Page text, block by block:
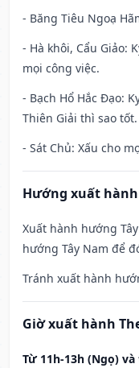
- Băng Tiêu Ngoạ
- Hà khôi, Cẩu Giảo:
mọi công việc.
- Bạch Hổ Hắc Đạo:
Thiên Giải thì sao tốt.
- Sát Chủ: Xấu cho
Hướng xuất hành
Xuất hành hướng
hướng Tây Nam để
Tránh xuất hành
Giờ xuất hành
Từ 11h-13h (Ngọ)